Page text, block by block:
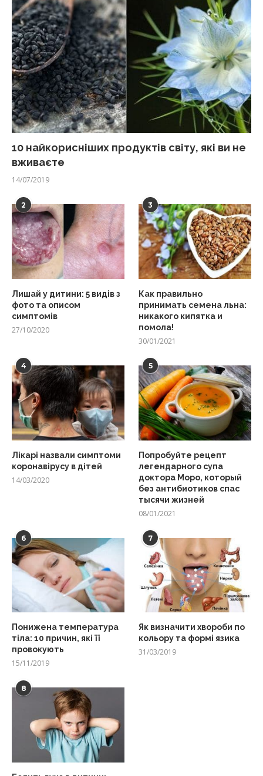
10 найкорисніших продуктів світу, які ви не
вживаєте
14/07/2019
2
Лишай у дитини: 5 видів з
фото та описом
симптомів
27/10/2020
3
Как правильно
принимать семена льна:
никакого кипятка и
помола!
30/01/2021
4
Лікарі назвали симптоми
коронавірусу в дітей
14/03/2020
5
Попробуйте рецепт
легендарного супа
доктора Моро, который
без антибиотиков спас
тысячи жизней
08/01/2021
6
Понижена температура
тіла: 10 причин, які її
провокують
15/11/2019
7
Як визначити хвороби по
кольору та формі язика
31/03/2019
8